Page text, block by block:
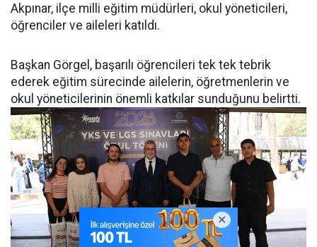
Akpınar, ilçe milli eğitim müdürleri, okul yöneticileri,
öğrenciler ve aileleri katıldı.
Başkan Görgel, başarılı öğrencileri tek tek tebrik
ederek eğitim sürecinde ailelerin, öğretmenlerin ve
okul yöneticilerinin önemli katkılar sunduğunu belirtti.